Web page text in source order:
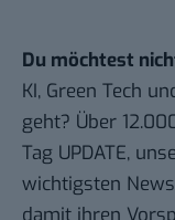
Du möchtest
KI, Green Tech
geht? Über
Tag UPDATE,
wichtigsten
damit ihren